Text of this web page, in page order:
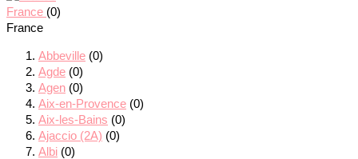
France (0)
France
Abbeville (0)
Agde (0)
Agen (0)
Aix-en-Provence (0)
Aix-les-Bains (0)
Ajaccio (2A) (0)
Albi (0)